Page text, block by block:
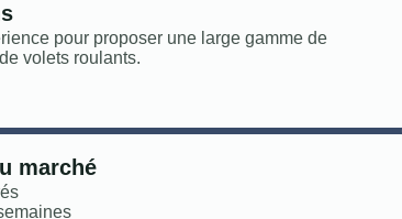
pour proposer une large gamme de
volets roulants.
marché